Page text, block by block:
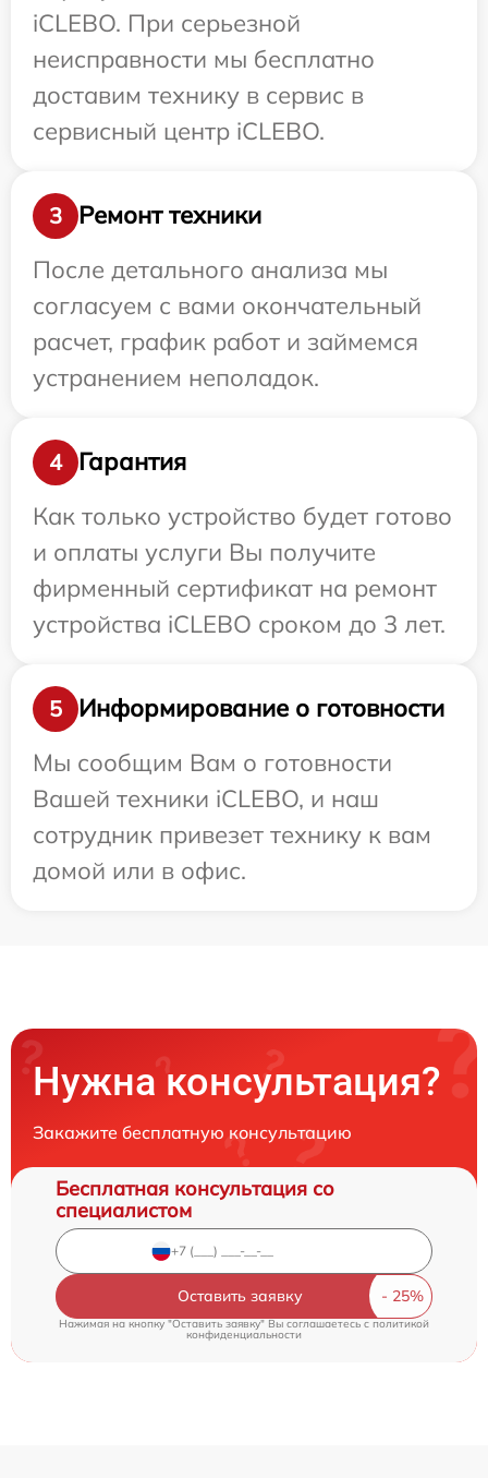
iCLEBO. При серьезной
неисправности мы бесплатно
доставим технику в сервис в
сервисный центр iCLEBO.
3
Ремонт техники
После детального анализа мы
согласуем с вами окончательный
расчет, график работ и займемся
устранением неполадок.
4
Гарантия
Как только устройство будет готово
и оплаты услуги Вы получите
фирменный сертификат на ремонт
устройства iCLEBO сроком до 3 лет.
5
Информирование о готовности
Мы сообщим Вам о готовности
Вашей техники iCLEBO, и наш
сотрудник привезет технику к вам
домой или в офис.
Нужна консультация?
Закажите бесплатную консультацию
Бесплатная консультация со
специалистом
Оставить заявку
Нажимая на кнопку "Оставить заявку" Вы соглашаетесь cполитикой
конфиденциальности